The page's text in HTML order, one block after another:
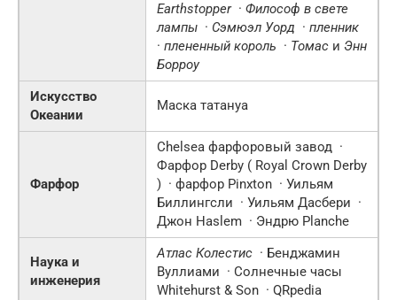
Earthstopper· Философ в свете
лампы · Сэмюэл Уорд · пленник
· плененный король · Томас и Энн
Борроу
Искусство
Океании
Маска татануа
Фарфор
Chelsea фарфоровый завод ·
Фарфор Derby ( Royal Crown Derby
) · фарфор Pinxton · Уильям
Биллингсли · Уильям Дасбери ·
Джон Haslem · Эндрю Planche
Наука и
инженерия
Атлас Колестис · Бенджамин
Вуллиами · Солнечные часы
Whitehurst & Son · QRpedia